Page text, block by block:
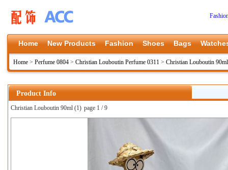
Home New Products Fashion Shoes Bags
Home > Perfume 0804 > Christian Louboutin Perfume 0311 > Christian Louboutin
Product Info
Christian Louboutin 90ml (1) page 1 / 9